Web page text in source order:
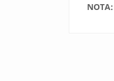
NOTA: